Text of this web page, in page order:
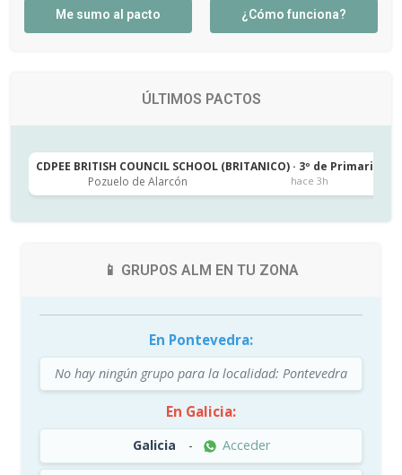
Me sumo al pacto ¿Cómo funciona?
ÚLTIMOS PACTOS
CDPEE BRITISH COUNCIL SCHOOL (BRITANICO) · 3º de Primaria
Pozuelo de Alarcón
hace 3h
📱 GRUPOS ALM EN TU ZONA
En Pontevedra:
No hay ningún grupo para la localidad: Pontevedra
En Galicia:
Galicia - Acceder